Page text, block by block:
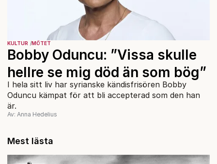
KULTUR MÖTET
Bobby Oduncu: ”Vissa skulle
hellre se mig död än som bög”
I hela sitt liv har syrianske kändisfrisören Bobby
Oduncu kämpat för att bli accepterad som den han
är.
Av: Anna Hedelius
Mest lästa